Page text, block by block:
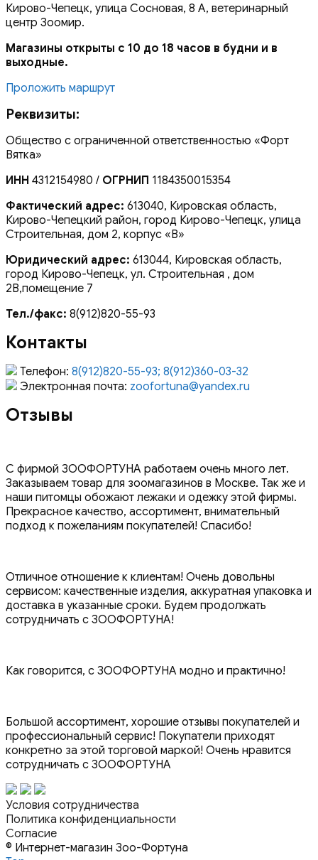
Кирово-Чепецк, улица Сосновая, 8 А, ветеринарный
центр Зоомир.
Магазины открыты с 10 до 18 часов в будни и в
выходные.
Проложить маршрут
Реквизиты:
Общество с ограниченной ответственностью «Форт
Вятка»
ИНН 4312154980 / ОГРНИП 1184350015354
Фактический адрес: 613040, Кировская область,
Кирово-Чепецкий район, город Кирово-Чепецк, улица
Строительная, дом 2, корпус «В»
Юридический адрес: 613044, Кировская область,
город Кирово-Чепецк, ул. Строительная , дом
2В,помещение 7
Тел./факс: 8(912)820-55-93
Контакты
Телефон: 8(912)820-55-93; 8(912)360-03-32
Электронная почта: zoofortuna@yandex.ru
Отзывы
С фирмой ЗООФОРТУНА работаем очень много лет.
Заказываем товар для зоомагазинов в Москве. Так же и
наши питомцы обожают лежаки и одежку этой фирмы.
Прекрасное качество, ассортимент, внимательный
подход к пожеланиям покупателей! Спасибо!
Отличное отношение к клиентам! Очень довольны
сервисом: качественные изделия, аккуратная упаковка и
доставка в указанные сроки. Будем продолжать
сотрудничать с ЗООФОРТУНА!
Как говорится, с ЗООФОРТУНА модно и практично!
Большой ассортимент, хорошие отзывы покупателей и
профессиональный сервис! Покупатели приходят
конкретно за этой торговой маркой! Очень нравится
сотрудничать с ЗООФОРТУНА
Условия сотрудничества
Политика конфиденциальности
Согласие
© Интернет-магазин Зоо-Фортуна